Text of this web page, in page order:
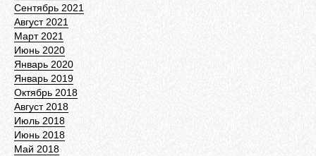
Сентябрь 2021
Август 2021
Март 2021
Июнь 2020
Январь 2020
Январь 2019
Октябрь 2018
Август 2018
Июль 2018
Июнь 2018
Май 2018